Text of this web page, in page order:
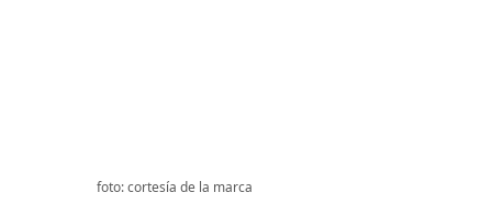
foto: cortesía de la marca